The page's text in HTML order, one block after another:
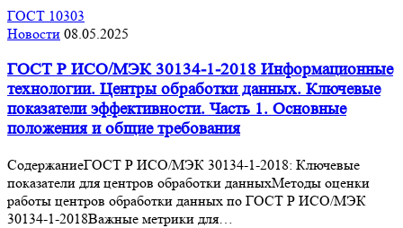
ГОСТ 10303
Новости 08.05.2025
ГОСТ Р ИСО/МЭК 30134-1-2018 Информационные
технологии. Центры обработки данных. Ключевые
показатели эффективности. Часть 1. Основные
положения и общие требования
СодержаниеГОСТ Р ИСО/МЭК 30134-1-2018: Ключевые
показатели для центров обработки данныхМетоды оценки
работы центров обработки данных по ГОСТ Р ИСО/МЭК
30134-1-2018Важные метрики для…